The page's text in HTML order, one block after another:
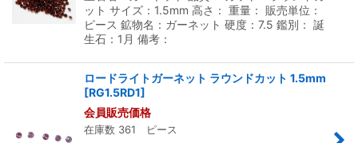
ット サイズ：1.5mm 高さ： 重量： 販売単位：
ピース 鉱物名：ガーネット 硬度：7.5 鑑別： 誕
生石：1月 備考：
ロードライトガーネット ラウンドカット 1.5mm
[RG1.5RD1]
会員販売価格
在庫数 361 ピース